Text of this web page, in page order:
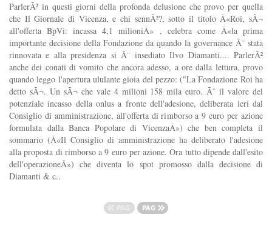
ParlerÃ² in questi giorni della profonda delusione che provo per quella
che Il Giornale di Vicenza, e chi sennÃ²?, sotto il titolo Â«Roi, sÃ¬
all'offerta BpVi: incassa 4,1 milioniÂ» , celebra come Â«la prima
importante decisione della Fondazione da quando la governance Ã¨ stata
rinnovata e alla presidenza si Ã¨ insediato Ilvo Diamanti.... ParlerÃ²
anche dei conati di vomito che ancora adesso, a ore dalla lettura, provo
quando leggo l'apertura ululante gioia del pezzo: ("La Fondazione Roi ha
detto sÃ¬. Un sÃ¬ che vale 4 milioni 158 mila euro. Ãˆ il valore del
potenziale incasso della onlus a fronte dell'adesione, deliberata ieri dal
Consiglio di amministrazione, all'offerta di rimborso a 9 euro per azione
formulata dalla Banca Popolare di VicenzaÂ») che ben completa il
sommario (Â«Il Consiglio di amministrazione ha deliberato l'adesione
alla proposta di rimborso a 9 euro per azione. Ora tutto dipende dall'esito
dell'operazioneÂ») che diventa lo spot promosso dalla decisione di
Diamanti & c..